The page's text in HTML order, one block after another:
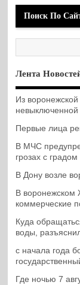
Поиск По
Лента
Из воронежской
невыключенной
Первые лица
В МЧС
грозах с градом
В Дону возле
В
коммерческие
Куда
воды,
с начала года
Где ночью 7